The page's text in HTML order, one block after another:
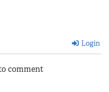
Login
comment